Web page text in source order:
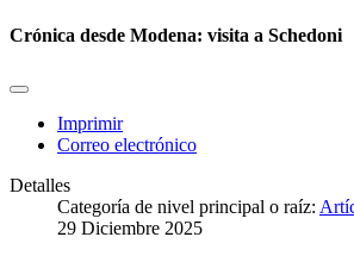
Crónica desde Modena: visita a Schedoni
Imprimir
Correo electrónico
Detalles
Categoría de nivel principal o raíz:
29 Diciembre 2025